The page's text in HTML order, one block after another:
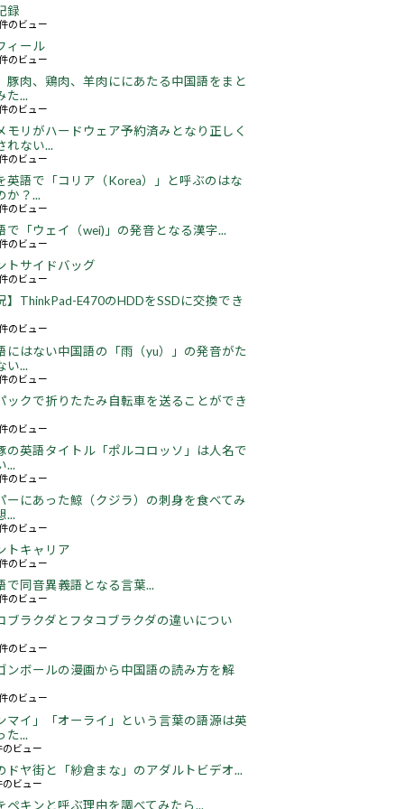
録
のビュー
ィール
のビュー
豚肉、鶏肉、羊肉ににあたる中国語をまと
た...
のビュー
モリがハードウェア予約済みとなり正しく
れない...
のビュー
英語で「コリア（Korea）」と呼ぶのはな
か？...
のビュー
で「ウェイ（wei)」の発音となる漢字...
のビュー
トサイドバッグ
のビュー
】ThinkPad-E470のHDDをSSDに交換でき
のビュー
にはない中国語の「雨（yu）」の発音がた
い...
のビュー
ックで折りたたみ自転車を送ることができ
のビュー
の英語タイトル「ポルコロッソ」は人名で
...
のビュー
ーにあった鯨（クジラ）の刺身を食べてみ
...
のビュー
トキャリア
のビュー
で同音異義語となる言葉...
のビュー
ブラクダとフタコブラクダの違いについ
のビュー
ンボールの漫画から中国語の読み方を解
のビュー
マイ」「オーライ」という言葉の語源は英
た...
のビュー
ドヤ街と「紗倉まな」のアダルトビデオ...
のビュー
ペキンと呼ぶ理由を調べてみたら...